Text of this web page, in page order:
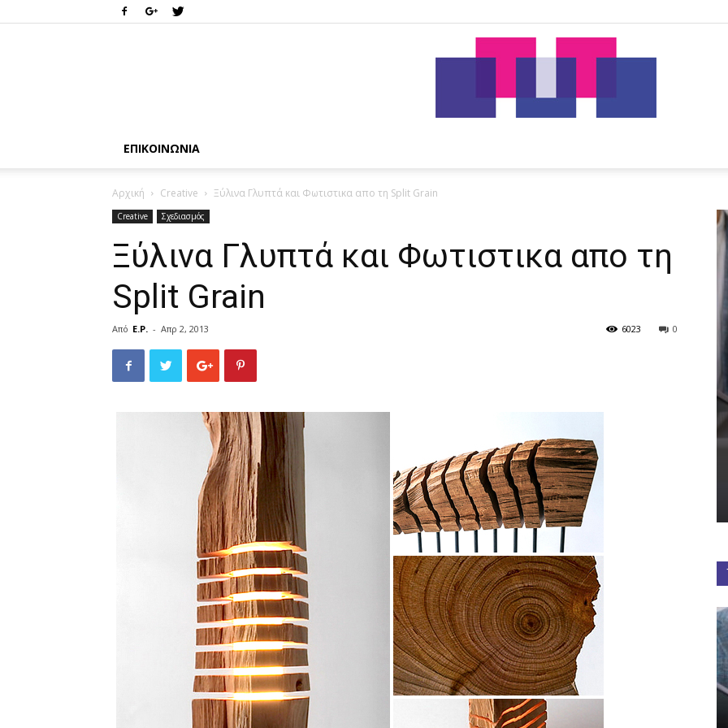
ΕΠΙΚΟΙΝΩΝΊΑ
Αρχική Creative Ξύλινα Γλυπτά και Φωτιστικα απο τη Split Grain
Creative Σχεδιασμός
Ξύλινα Γλυπτά και Φωτιστικα απο τη
Split Grain
Από E.P. - Απρ 2, 2013 0
6023